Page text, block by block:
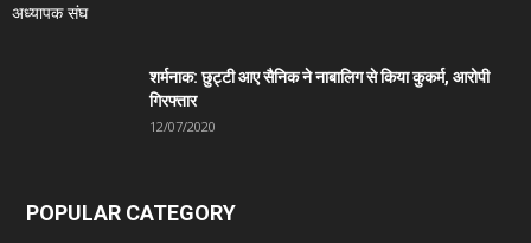
शर्मनाक: छुट्टी आए सैनिक ने नाबालिग से किया कुकर्म, आरोपी
गिरफ्तार
12/07/2020
POPULAR CATEGORY